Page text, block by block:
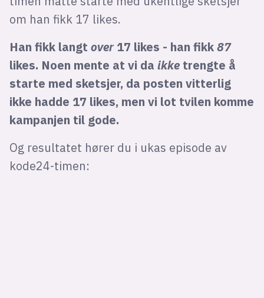
om han fikk 17 likes.
Han fikk langt over 17 likes - han fikk 87
likes. Noen mente at vi da ikke trengte å
starte med sketsjer, da posten vitterlig
ikke hadde 17 likes, men vi lot tvilen komme
kampanjen til gode.
Og resultatet hører du i ukas episode av
kode24-timen: